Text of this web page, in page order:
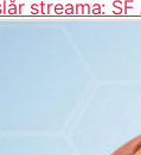
streama: